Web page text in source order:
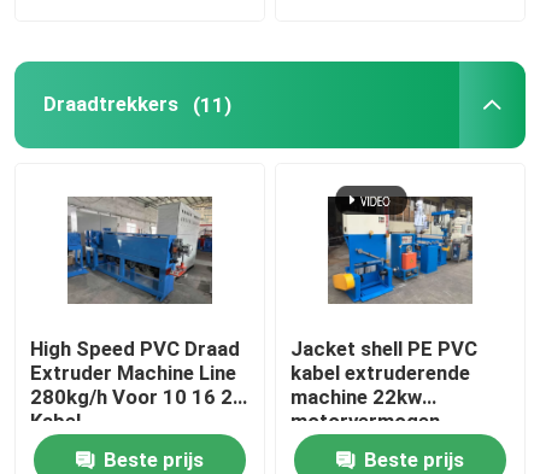
Kabelbollen
Kabelkop
Koperdraadtekening
Draadtrekkers (11)
High Speed PVC Draad
Extruder Machine Line
280kg/h Voor 10 16 25
Kabel
Beste prijs
Jacket shell PE PVC
kabel extruderende
machine 22kw
motorvermogen
Beste prijs